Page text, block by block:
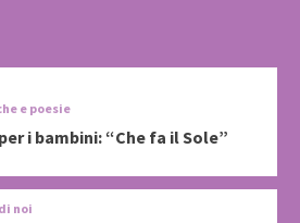
e poesie
i bambini: “Che fa il Sole”
noi